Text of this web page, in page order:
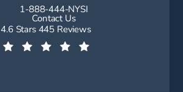
Call New York Spine Institute on
1-888-444-NYSI
Contact Us
New York Spine Institute reviews:
4.6 Stars 445 Reviews